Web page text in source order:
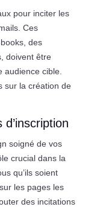
pour inciter les
Ces
des
doivent être
cible.
sur la création de
soigné de vos
crucial dans la
qu’ils soient
les pages les
des incitations